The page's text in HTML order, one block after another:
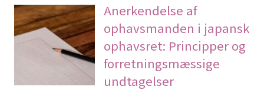
Anerkendelse af
ophavsmanden i japansk
ophavsret: Principper og
forretningsmæssige
undtagelser